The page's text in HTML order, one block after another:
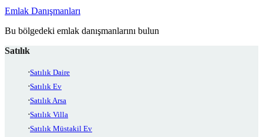
Emlak Danışmanları
Bu bölgedeki emlak danışmanlarını bulun
Satılık
Satılık Daire
Satılık Ev
Satılık Arsa
Satılık Villa
Satılık Müstakil Ev